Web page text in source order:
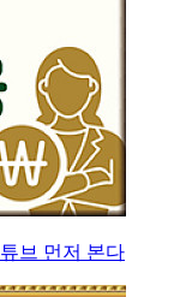
브 먼저 본다